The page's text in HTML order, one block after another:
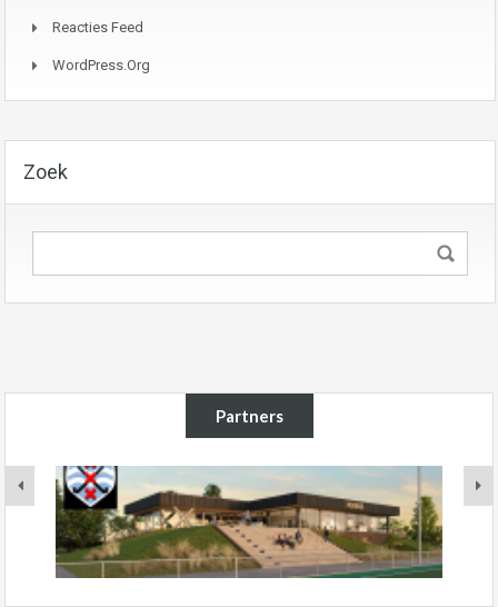
Reacties Feed
WordPress.org
Zoek
Partners